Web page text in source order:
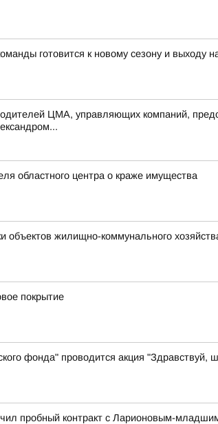
готовится к новому сезону и выходу
ЦМА, управляющих компаний,
областного центра о краже имущества
объектов жилищно-коммунального
покрытие
фонда" проводится акция "Здравствуй,
пробный контракт с Ларионовым-